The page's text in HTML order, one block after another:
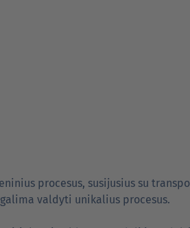
procesus, susijusius su
valdyti unikalius procesus.